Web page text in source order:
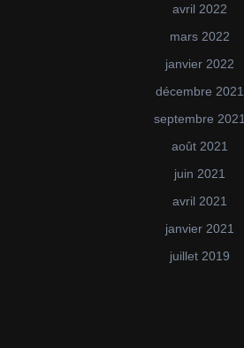
avril 2022
mars 2022
janvier 2022
décembre 2021
septembre 2021
août 2021
juin 2021
avril 2021
janvier 2021
juillet 2019